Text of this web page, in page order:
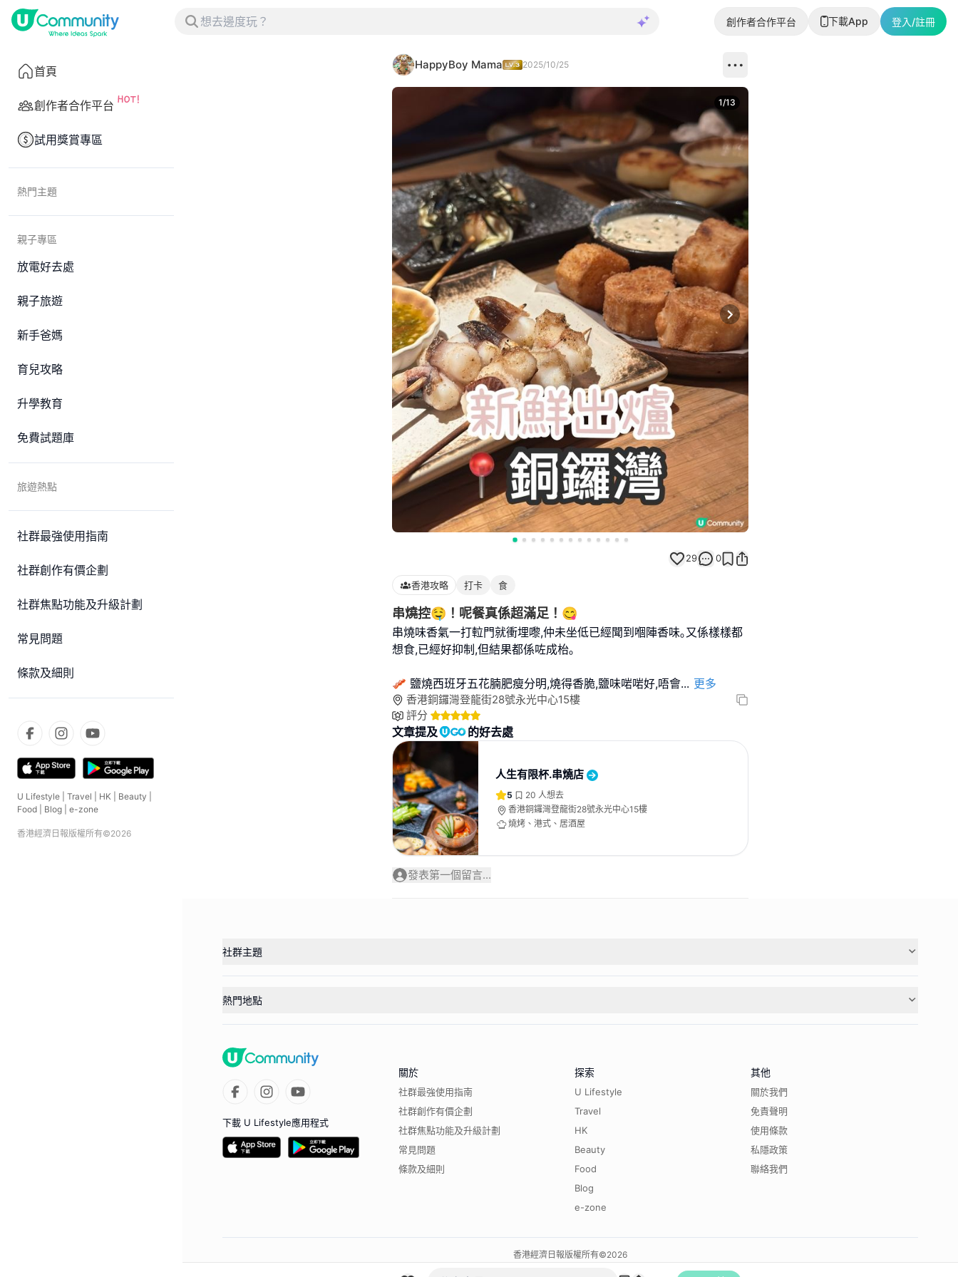
創作者合作平台 下載App 登入/註冊
首頁
創作者合作平台
試用獎賞專區
熱門主題
親子專區
放電好去處
親子旅遊
新手爸媽
育兒攻略
升學教育
免費試題庫
旅遊熱點
社群最強使用指南
社群創作有價企劃
社群焦點功能及升級計劃
常見問題
條款及細則
U Lifestyle Travel HK Beauty
Food
Blog e-zone
香港經濟日報版權所有©2026
HappyBoy Mama 2025/10/25
Next slide
1/13
29 0
香港攻略 打卡 食
串燒控🤤！呢餐真係超滿足！😋
串燒味香氣一打𨋢門就衝埋嚟,仲未坐低已經聞到嗰陣香味｡又係樣樣都
想食,已經好抑制,但結果都係咗成枱｡
🥓 鹽燒西班牙五花腩肥瘦分明,燒得香脆,鹽味啱啱好,唔會... 更多
香港銅鑼灣登龍街28號永光中心15樓
評分
文章提及 的好去處
人生有限杯.串燒店
5 20 人想去
香港銅鑼灣登龍街28號永光中心15樓
燒烤、港式、居酒屋
發表第一個留言...
社群主題
熱門地點
下載 U Lifestyle應用程式
關於
社群最強使用指南
社群創作有價企劃
社群焦點功能及升級計劃
常見問題
條款及細則
探索
U Lifestyle
Travel
HK
Beauty
Food
Blog
e-zone
其他
關於我們
免責聲明
使用條款
私隱政策
聯絡我們
香港經濟日報版權所有©2026